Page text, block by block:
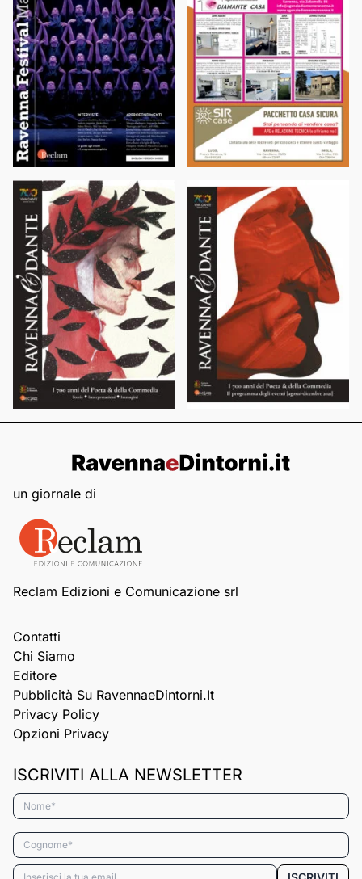
un giornale di
Reclam Edizioni e Comunicazione srl
Contatti
Chi Siamo
Editore
Pubblicità Su RavennaeDintorni.it
Privacy Policy
Opzioni Privacy
ISCRIVITI ALLA NEWSLETTER
Nome*
Cognome*
Email*